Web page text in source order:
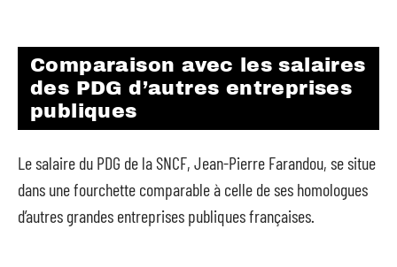
Comparaison avec les salaires
des PDG d’autres entreprises
publiques
Le salaire du PDG de la SNCF, Jean-Pierre Farandou, se situe
dans une fourchette comparable à celle de ses homologues
d’autres grandes entreprises publiques françaises.